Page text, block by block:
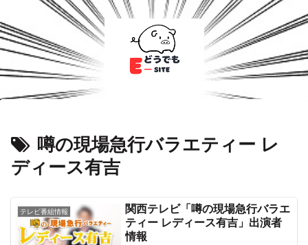
噂の現場急行バラエティー レ
ディース有吉
テレビ番組情報
関西テレビ「噂の現場急行バラエ
ティー レディース有吉」出演者
情報